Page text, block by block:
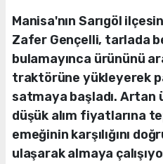
Manisa'nın Sarıgöl
Zafer Gençelli, tarlada
bulamayınca ürününü
traktörüne yükleyerek
satmaya başladı.
düşük alım fiyatlarına
emeğinin karşılığını
ulaşarak almaya